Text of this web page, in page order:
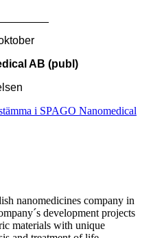
AB (publ)
i SPAGO Nanomedical
nanomedicines company in
development projects
materials with unique